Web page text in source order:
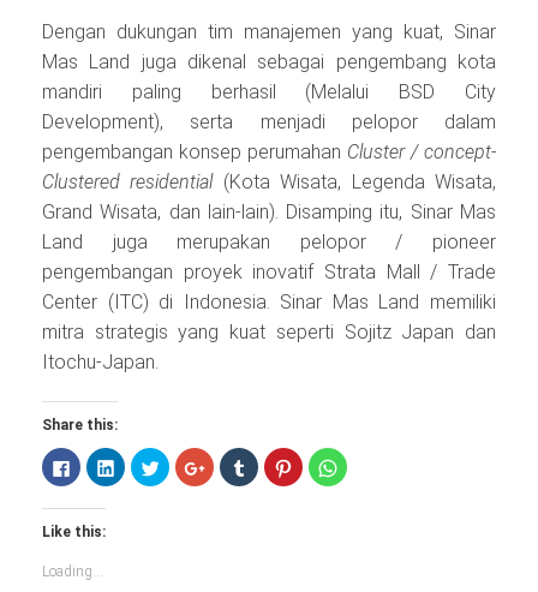
Dengan dukungan tim manajemen yang kuat, Sinar
Mas Land juga dikenal sebagai pengembang kota
mandiri paling berhasil (Melalui BSD City
Development), serta menjadi pelopor dalam
pengembangan konsep perumahan Cluster / concept-
Clustered residential(Kota Wisata, Legenda Wisata,
Grand Wisata, dan lain-lain). Disamping itu, Sinar Mas
Land juga merupakan pelopor / pioneer
pengembangan proyek inovatif Strata Mall / Trade
Center (ITC) di Indonesia. Sinar Mas Land memiliki
mitra strategis yang kuat seperti Sojitz Japan dan
Itochu-Japan.
Share this:
Click
to
share
on
Facebook
(Opens
new
window)
Click
to
share
Click
to
share
Click
to
share
Click
to
share
Click
to
share
Click
to
Like this:
Loading...